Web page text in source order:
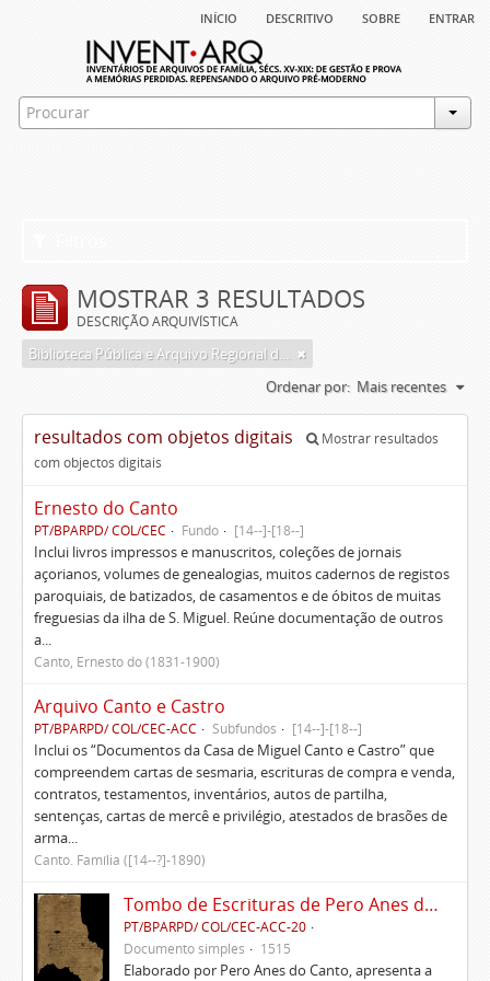
início descritivo sobre entrar
MOSTRAR 3 RESULTADOS
DESCRIÇÃO ARQUIVÍSTICA
Biblioteca Pública e Arquivo Regional de Ponta Delgada
Ordenar por: Mais recentes
resultados com objetos digitais
Mostrar resultados
com objectos digitais
Ernesto do Canto
PT/BPARPD/ COL/CEC Fundo [14--]-[18--]
Inclui livros impressos e manuscritos, coleções de jornais
açorianos, volumes de genealogias, muitos cadernos de registos
paroquiais, de batizados, de casamentos e de óbitos de muitas
freguesias da ilha de S. Miguel. Reúne documentação de outros
a...
Canto, Ernesto do (1831-1900)
Arquivo Canto e Castro
PT/BPARPD/ COL/CEC-ACC Subfundos [14--]-[18--]
Inclui os “Documentos da Casa de Miguel Canto e Castro” que
compreendem cartas de sesmaria, escrituras de compra e venda,
contratos, testamentos, inventários, autos de partilha,
sentenças, cartas de mercê e privilégio, atestados de brasões de
arma...
Canto. Família ([14--?]-1890)
Tombo de Escrituras de Pero Anes do Canto
PT/BPARPD/ COL/CEC-ACC-20
Documento simples
1515
Elaborado por Pero Anes do Canto, apresenta a